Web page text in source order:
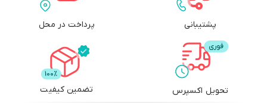
پشتیبانی پرداخت در محل
تحویل اکسپرس تضمین کیفیت